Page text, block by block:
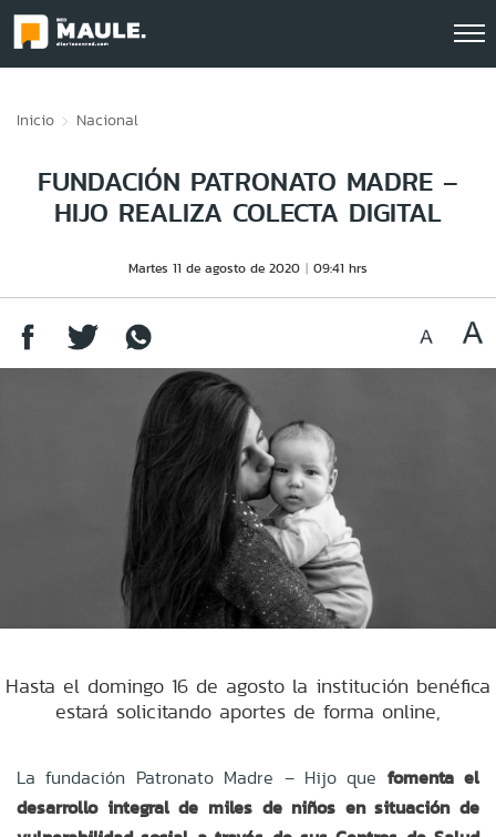
Inicio Nacional
FUNDACIÓN PATRONATO MADRE –
HIJO REALIZA COLECTA DIGITAL
Martes 11 de agosto de 2020 09:41 hrs
Hasta el domingo 16 de agosto la institución benéfica
estará solicitando aportes de forma online,
La fundación Patronato Madre – Hijo que fomenta el
desarrollo integral de miles de niños en situación de